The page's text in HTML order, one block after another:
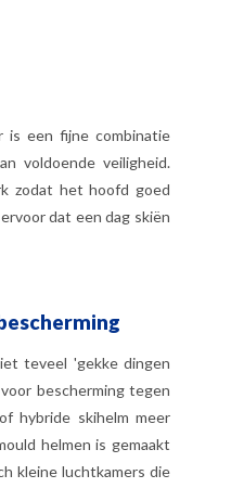
is een fijne combinatie
voldoende veiligheid.
zodat het hoofd goed
dat een dag skiën
teveel 'gekke dingen
bescherming tegen
hybride skihelm meer
helmen is gemaakt
kleine luchtkamers die